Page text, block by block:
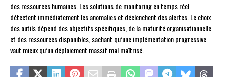
des ressources humaines. Les solutions de monitoring en temps réel
détectent immédiatement les anomalies et déclenchent des alertes. Le choix
des outils dépend des objectifs spécifiques, de la maturité organisationnelle
et des ressources disponibles, sachant qu’une implémentation progressive
vaut mieux qu’un déploiement massif mal maîtrisé.